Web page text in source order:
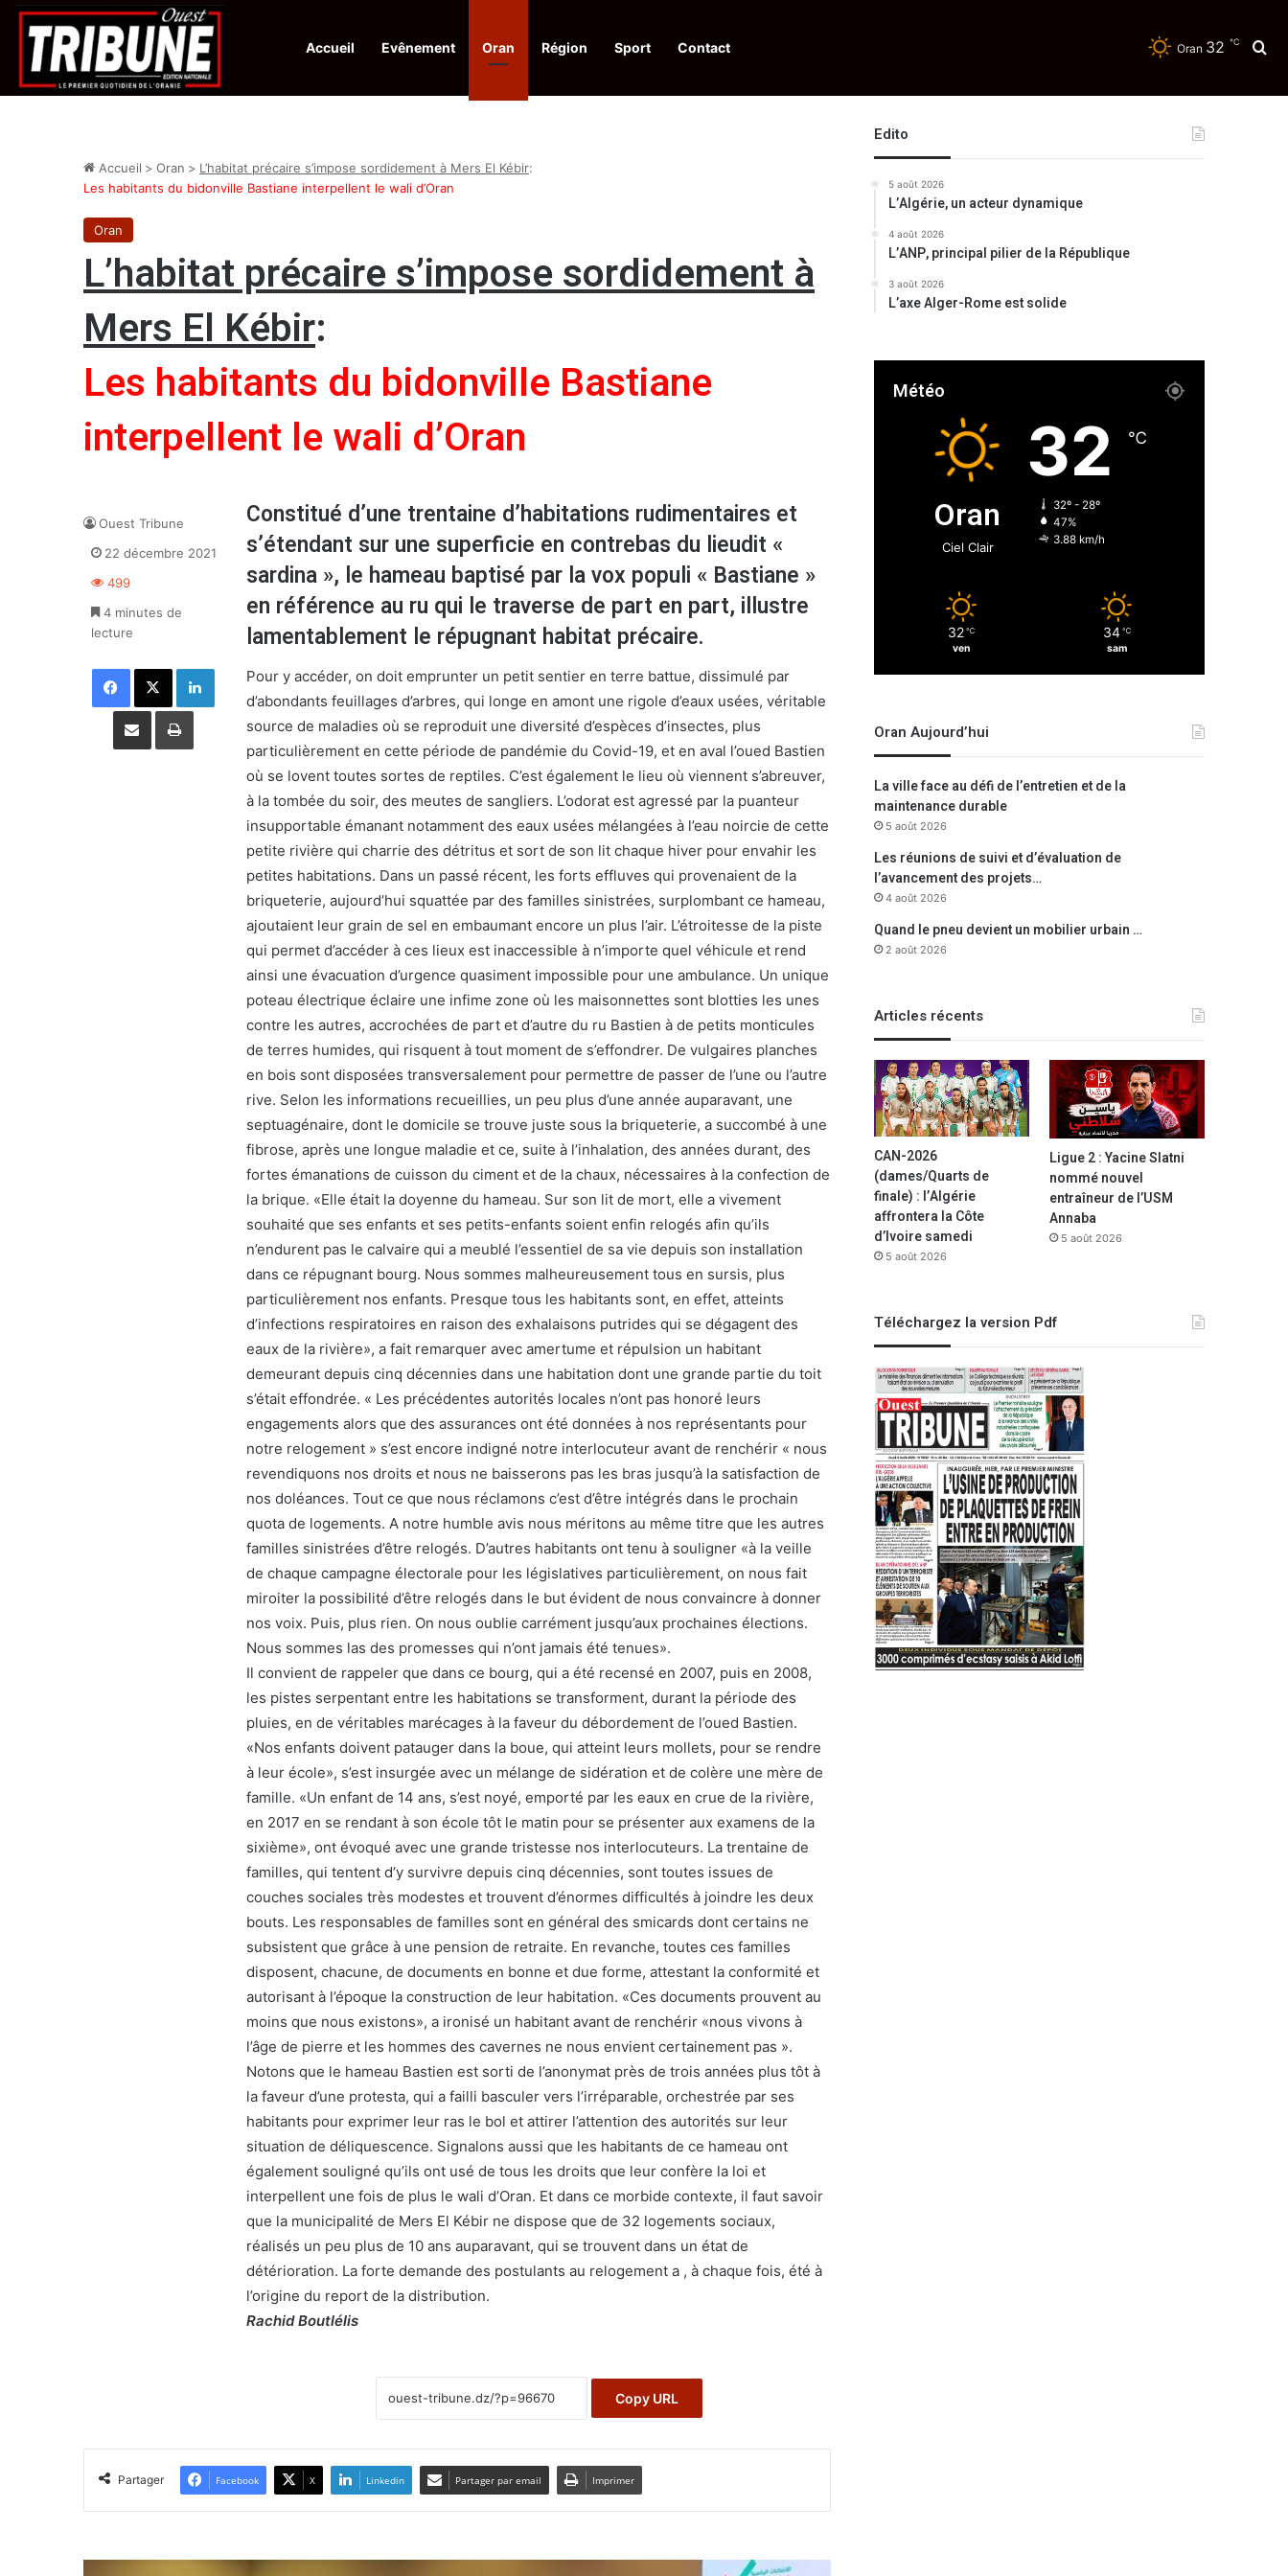
Accueil Evênement Oran Région Sport Contact Oran 32 ℃
Infos en Direct: Protection de la ville sainte d’El-Qods : l’Algérie appelle à une action collective
Accueil > Oran > L’habitat précaire s’impose sordidement à Mers El Kébir:
Les habitants du bidonville Bastiane interpellent le wali d’Oran
Oran
L’habitat précaire s’impose sordidement à
Mers El Kébir:
Les habitants du bidonville Bastiane
interpellent le wali d’Oran
Constitué d’une trentaine d’habitations rudimentaires et
s’étendant sur une superficie en contrebas du lieudit «
sardina », le hameau baptisé par la vox populi « Bastiane »
en référence au ru qui le traverse de part en part, illustre
lamentablement le répugnant habitat précaire.
Pour y accéder, on doit emprunter un petit sentier en terre battue, dissimulé par
d’abondants feuillages d’arbres, qui longe en amont une rigole d’eaux usées, véritable
source de maladies où se reproduit une diversité d’espèces d’insectes, plus
particulièrement en cette période de pandémie du Covid-19, et en aval l’oued Bastien
où se lovent toutes sortes de reptiles. C’est également le lieu où viennent s’abreuver,
à la tombée du soir, des meutes de sangliers. L’odorat est agressé par la puanteur
insupportable émanant notamment des eaux usées mélangées à l’eau noircie de cette
petite rivière qui charrie des détritus et sort de son lit chaque hiver pour envahir les
petites habitations. Dans un passé récent, les forts effluves qui provenaient de la
briqueterie, aujourd’hui squattée par des familles sinistrées, surplombant ce hameau,
ajoutaient leur grain de sel en embaumant encore un plus l’air. L’étroitesse de la piste
qui permet d’accéder à ces lieux est inaccessible à n’importe quel véhicule et rend
ainsi une évacuation d’urgence quasiment impossible pour une ambulance. Un unique
poteau électrique éclaire une infime zone où les maisonnettes sont blotties les unes
contre les autres, accrochées de part et d’autre du ru Bastien à de petits monticules
de terres humides, qui risquent à tout moment de s’effondrer. De vulgaires planches
en bois sont disposées transversalement pour permettre de passer de l’une ou l’autre
rive. Selon les informations recueillies, un peu plus d’une année auparavant, une
septuagénaire, dont le domicile se trouve juste sous la briqueterie, a succombé à une
fibrose, après une longue maladie et ce, suite à l’inhalation, des années durant, des
fortes émanations de cuisson du ciment et de la chaux, nécessaires à la confection de
la brique. «Elle était la doyenne du hameau. Sur son lit de mort, elle a vivement
souhaité que ses enfants et ses petits-enfants soient enfin relogés afin qu’ils
n’endurent pas le calvaire qui a meublé l’essentiel de sa vie depuis son installation
dans ce répugnant bourg. Nous sommes malheureusement tous en sursis, plus
particulièrement nos enfants. Presque tous les habitants sont, en effet, atteints
d’infections respiratoires en raison des exhalaisons putrides qui se dégagent des
eaux de la rivière», a fait remarquer avec amertume et répulsion un habitant
demeurant depuis cinq décennies dans une habitation dont une grande partie du toit
s’était effondrée. « Les précédentes autorités locales n’ont pas honoré leurs
engagements alors que des assurances ont été données à nos représentants pour
notre relogement » s’est encore indigné notre interlocuteur avant de renchérir « nous
revendiquons nos droits et nous ne baisserons pas les bras jusqu’à la satisfaction de
nos doléances. Tout ce que nous réclamons c’est d’être intégrés dans le prochain
quota de logements. A notre humble avis nous méritons au même titre que les autres
familles sinistrées d’être relogés. D’autres habitants ont tenu à souligner «à la veille
de chaque campagne électorale pour les législatives particulièrement, on nous fait
miroiter la possibilité d’être relogés dans le but évident de nous convaincre à donner
nos voix. Puis, plus rien. On nous oublie carrément jusqu’aux prochaines élections.
Nous sommes las des promesses qui n’ont jamais été tenues».
Il convient de rappeler que dans ce bourg, qui a été recensé en 2007, puis en 2008,
les pistes serpentant entre les habitations se transforment, durant la période des
pluies, en de véritables marécages à la faveur du débordement de l’oued Bastien.
«Nos enfants doivent patauger dans la boue, qui atteint leurs mollets, pour se rendre
à leur école», s’est insurgée avec un mélange de sidération et de colère une mère de
famille. «Un enfant de 14 ans, s’est noyé, emporté par les eaux en crue de la rivière,
en 2017 en se rendant à son école tôt le matin pour se présenter aux examens de la
sixième», ont évoqué avec une grande tristesse nos interlocuteurs. La trentaine de
familles, qui tentent d’y survivre depuis cinq décennies, sont toutes issues de
couches sociales très modestes et trouvent d’énormes difficultés à joindre les deux
bouts. Les responsables de familles sont en général des smicards dont certains ne
subsistent que grâce à une pension de retraite. En revanche, toutes ces familles
disposent, chacune, de documents en bonne et due forme, attestant la conformité et
autorisant à l’époque la construction de leur habitation. «Ces documents prouvent au
moins que nous existons», a ironisé un habitant avant de renchérir «nous vivons à
l’âge de pierre et les hommes des cavernes ne nous envient certainement pas ».
Notons que le hameau Bastien est sorti de l’anonymat près de trois années plus tôt à
la faveur d’une protesta, qui a failli basculer vers l’irréparable, orchestrée par ses
habitants pour exprimer leur ras le bol et attirer l’attention des autorités sur leur
situation de déliquescence. Signalons aussi que les habitants de ce hameau ont
également souligné qu’ils ont usé de tous les droits que leur confère la loi et
interpellent une fois de plus le wali d’Oran. Et dans ce morbide contexte, il faut savoir
que la municipalité de Mers El Kébir ne dispose que de 32 logements sociaux,
réalisés un peu plus de 10 ans auparavant, qui se trouvent dans un état de
détérioration. La forte demande des postulants au relogement a , à chaque fois, été à
l’origine du report de la distribution.
Rachid Boutlélis
Copy URL
Ouest Tribune
22 décembre 2021
499
4 minutes de
lecture
Facebook X Linkedin
Partager par email Imprimer
Partager Facebook X Linkedin Partager par email Imprimer
Edito
5 août 2026
L’Algérie, un acteur dynamique
4 août 2026
L’ANP, principal pilier de la République
3 août 2026
L’axe Alger-Rome est solide
Météo
Oran
Ciel Clair
32 ℃
32º - 28º
47%
3.88 km/h
32 ℃
ven
34 ℃
sam
Oran Aujourd’hui
La ville face au défi de l’entretien et de la
maintenance durable
5 août 2026
Les réunions de suivi et d’évaluation de
l’avancement des projets…
4 août 2026
Quand le pneu devient un mobilier urbain …
2 août 2026
Articles récents
CAN-2026
(dames/Quarts de
finale) : l’Algérie
affrontera la Côte
d’Ivoire samedi
5 août 2026
Ligue 2 : Yacine Slatni
nommé nouvel
entraîneur de l’USM
Annaba
5 août 2026
Téléchargez la version Pdf